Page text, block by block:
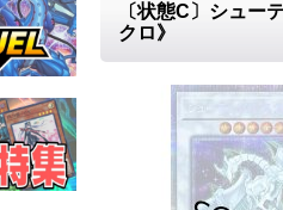
〔状態C〕シュー
クロ》